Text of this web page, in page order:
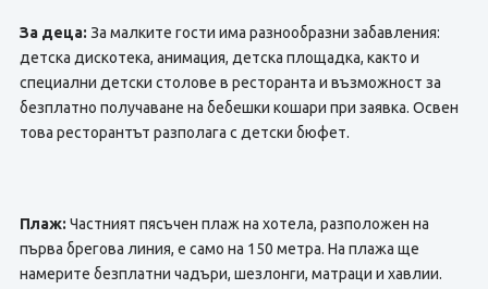
За деца: За малките гости има разнообразни забавления:
детска дискотека, анимация, детска площадка, както и
специални детски столове в ресторанта и възможност за
безплатно получаване на бебешки кошари при заявка. Освен
това ресторантът разполага с детски бюфет.
Плаж: Частният пясъчен плаж на хотела, разположен на
първа брегова линия, е само на 150 метра. На плажа ще
намерите безплатни чадъри, шезлонги, матраци и хавлии.